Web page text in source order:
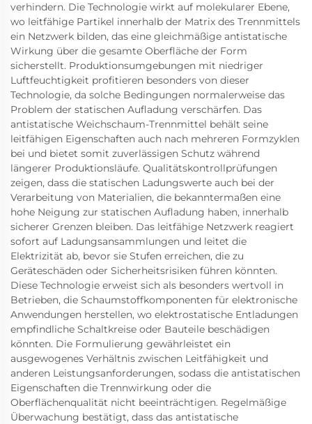
verhindern. Die Technologie wirkt auf molekularer Ebene,
wo leitfähige Partikel innerhalb der Matrix des Trennmittels
ein Netzwerk bilden, das eine gleichmäßige antistatische
Wirkung über die gesamte Oberfläche der Form
sicherstellt. Produktionsumgebungen mit niedriger
Luftfeuchtigkeit profitieren besonders von dieser
Technologie, da solche Bedingungen normalerweise das
Problem der statischen Aufladung verschärfen. Das
antistatische Weichschaum-Trennmittel behält seine
leitfähigen Eigenschaften auch nach mehreren Formzyklen
bei und bietet somit zuverlässigen Schutz während
längerer Produktionsläufe. Qualitätskontrollprüfungen
zeigen, dass die statischen Ladungswerte auch bei der
Verarbeitung von Materialien, die bekanntermaßen eine
hohe Neigung zur statischen Aufladung haben, innerhalb
sicherer Grenzen bleiben. Das leitfähige Netzwerk reagiert
sofort auf Ladungsansammlungen und leitet die
Elektrizität ab, bevor sie Stufen erreichen, die zu
Geräteschäden oder Sicherheitsrisiken führen könnten.
Diese Technologie erweist sich als besonders wertvoll in
Betrieben, die Schaumstoffkomponenten für elektronische
Anwendungen herstellen, wo elektrostatische Entladungen
empfindliche Schaltkreise oder Bauteile beschädigen
könnten. Die Formulierung gewährleistet ein
ausgewogenes Verhältnis zwischen Leitfähigkeit und
anderen Leistungsanforderungen, sodass die antistatischen
Eigenschaften die Trennwirkung oder die
Oberflächenqualität nicht beeinträchtigen. Regelmäßige
Überwachung bestätigt, dass das antistatische